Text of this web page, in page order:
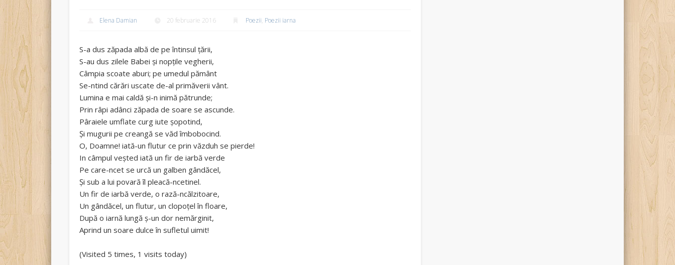
Elena Damian 20 februarie 2016 Poezii, Poezii iarna
S-a dus zăpada albă de pe întinsul țării,
S-au dus zilele Babei și nopțile vegherii,
Câmpia scoate aburi; pe umedul pământ
Se-ntind cărări uscate de-al primăverii vânt.
Lumina e mai caldă și-n inimă pătrunde;
Prin râpi adânci zăpada de soare se ascunde.
Pâraiele umflate curg iute șopotind,
Și mugurii pe creangă se văd îmbobocind.
O, Doamne! iată-un flutur ce prin văzduh se pierde!
In câmpul veșted iată un fir de iarbă verde
Pe care-ncet se urcă un galben gândăcel,
Și sub a lui povară îl pleacă-ncetinel.
Un fir de iarbă verde, o rază-ncălzitoare,
Un gândăcel, un flutur, un clopoțel în floare,
După o iarnă lungă ș-un dor nemărginit,
Aprind un soare dulce în sufletul uimit!
(Visited 5 times, 1 visits today)